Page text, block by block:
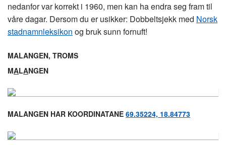
nedanfor var korrekt i 1960, men kan ha endra seg fram til
våre dagar. Dersom du er usikker: Dobbeltsjekk med Norsk
stadnamnleksikon og bruk sunn fornuft!
MALANGEN, TROMS
MALANGEN
MALANGEN HAR KOORDINATANE 69.35224, 18.84773